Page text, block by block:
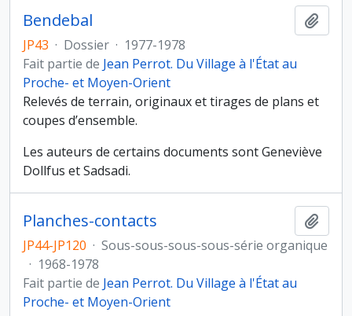
Bendebal
JP43 · Dossier · 1977-1978
Fait partie de Jean Perrot. Du Village à l'État au
Proche- et Moyen-Orient
Relevés de terrain, originaux et tirages de plans et
coupes d’ensemble.
Les auteurs de certains documents sont Geneviève
Dollfus et Sadsadi.
Planches-contacts
JP44-JP120 · Sous-sous-sous-sous-série organique
· 1968-1978
Fait partie de Jean Perrot. Du Village à l'État au
Proche- et Moyen-Orient